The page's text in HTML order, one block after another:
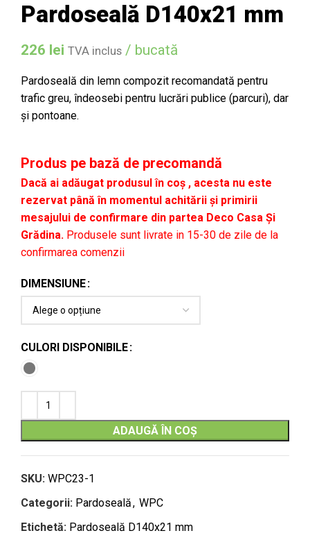
Pardoseală D140x21 mm
226 lei TVA inclus / bucată
Pardoseală din lemn compozit recomandată pentru
trafic greu, îndeosebi pentru lucrări publice (parcuri), dar
și pontoane.
Produs pe bază de precomandă
Dacă ai adăugat produsul în coș , acesta nu este
rezervat până în momentul achitării și primirii
mesajului de confirmare din partea Deco Casa Și
Grădina. Produsele sunt livrate in 15-30 de zile de la
confirmarea comenzii
DIMENSIUNE
CULORI DISPONIBILE
ADAUGĂ ÎN COȘ
SKU: WPC23-1
Categorii: Pardoseală, WPC
Etichetă: Pardoseală D140x21 mm